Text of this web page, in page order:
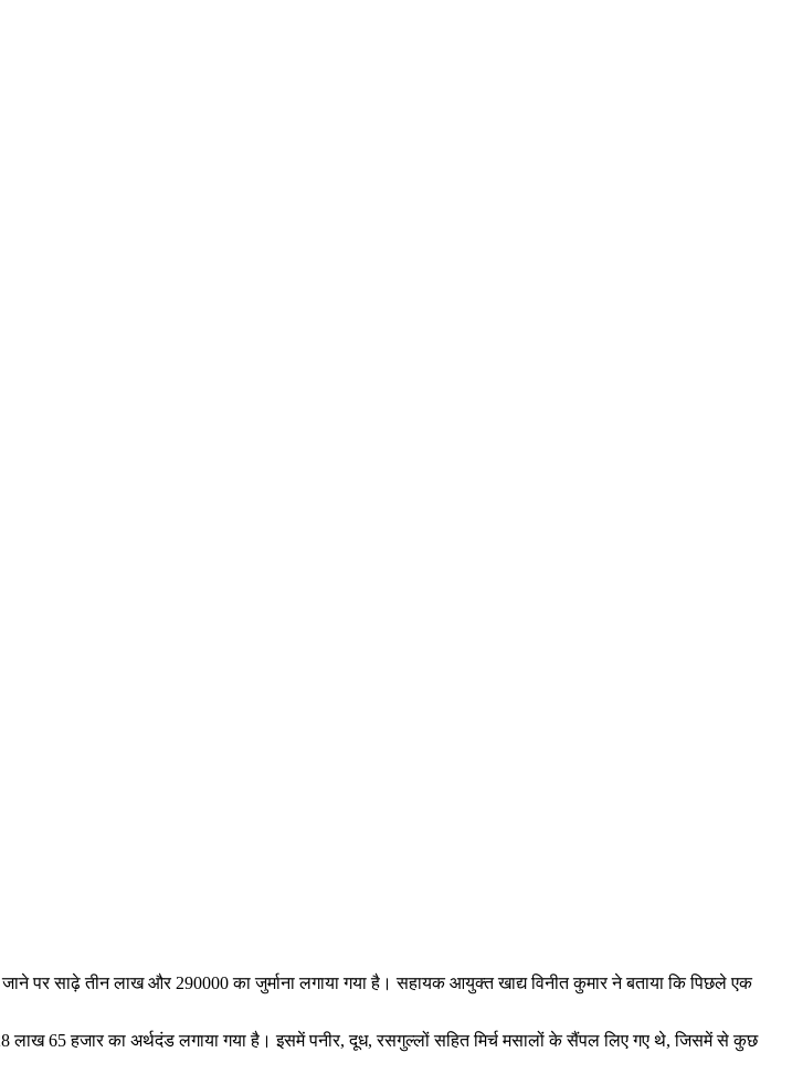
पर साढ़े तीन लाख और 290000 का जुर्माना लगाया गया है। सहायक आयुक्त खाद्य विनीत कुमार ने बताया कि पिछले एक
लाख 65 हजार का अर्थदंड लगाया गया है। इसमें पनीर, दूध, रसगुल्लों सहित मिर्च मसालों के सैंपल लिए गए थे, जिसमें से कुछ